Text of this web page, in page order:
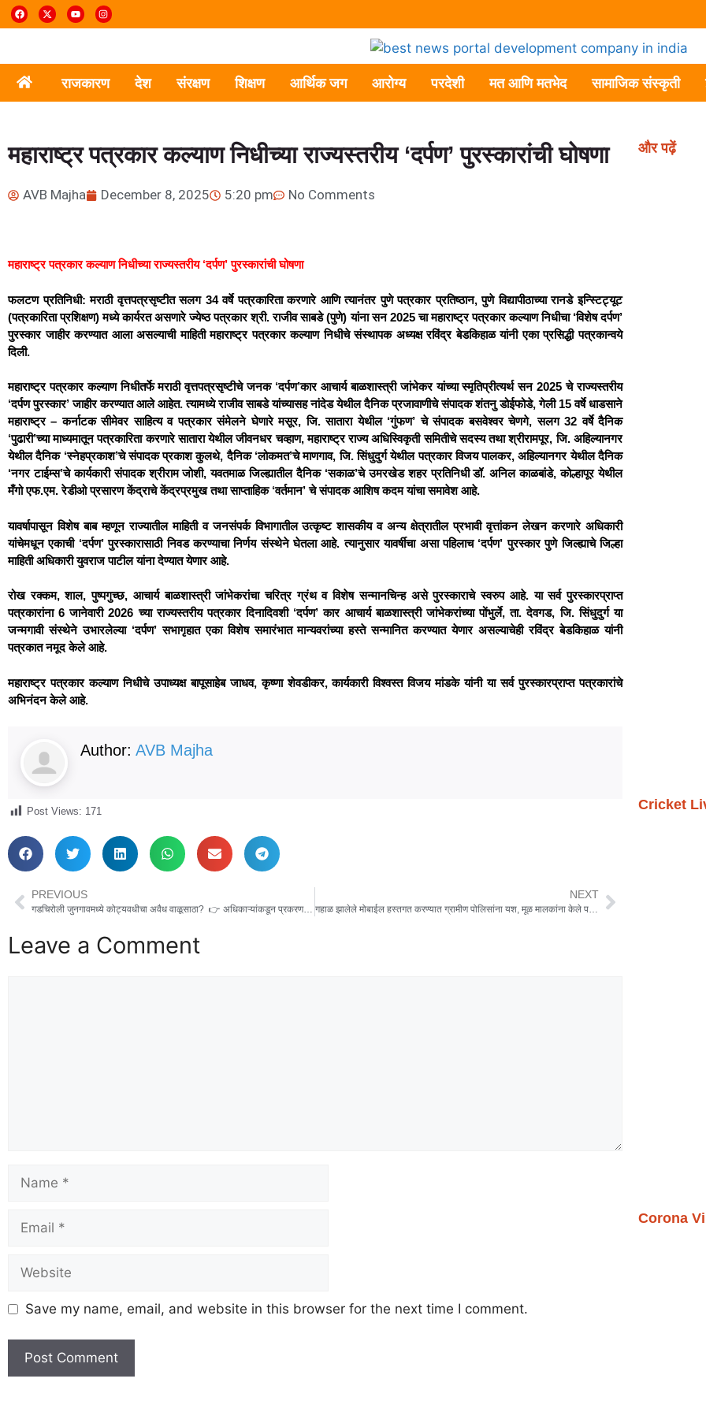
राजकारण देश संरक्षण शिक्षण आर्थिक जग आरोग्य परदेशी मत आणि मतभेद सामाजिक संस्कृती
महाराष्ट्र पत्रकार कल्याण निधीच्या राज्यस्तरीय ‘दर्पण’ पुरस्कारांची घोषणा
AVB Majha December 8, 2025 5:20 pm No Comments
महाराष्ट्र पत्रकार कल्याण निधीच्या राज्यस्तरीय ‘दर्पण’ पुरस्कारांची घोषणा
फलटण प्रतिनिधी: मराठी वृत्तपत्रसृष्टीत सलग 34 वर्षे पत्रकारिता करणारे आणि त्यानंतर पुणे पत्रकार प्रतिष्ठान, पुणे विद्यापीठाच्या रानडे इन्स्टिट्यूट
(पत्रकारिता प्रशिक्षण) मध्ये कार्यरत असणारे ज्येष्ठ पत्रकार श्री. राजीव साबडे (पुणे) यांना सन 2025 चा महाराष्ट्र पत्रकार कल्याण निधीचा ‘विशेष दर्पण’
पुरस्कार जाहीर करण्यात आला असल्याची माहिती महाराष्ट्र पत्रकार कल्याण निधीचे संस्थापक अध्यक्ष रविंद्र बेडकिहाळ यांनी एका प्रसिद्धी पत्रकान्वये
दिली.
महाराष्ट्र पत्रकार कल्याण निधीतर्फे मराठी वृत्तपत्रसृष्टीचे जनक ‘दर्पण’कार आचार्य बाळशास्त्री जांभेकर यांच्या स्मृतिप्रीत्यर्थ सन 2025 चे राज्यस्तरीय
‘दर्पण पुरस्कार’ जाहीर करण्यात आले आहेत. त्यामध्ये राजीव साबडे यांच्यासह नांदेड येथील दैनिक प्रजावाणीचे संपादक शंतनु डोईफोडे, गेली 15 वर्षे धाडसाने
महाराष्ट्र – कर्नाटक सीमेवर साहित्य व पत्रकार संमेलने घेणारे मसूर, जि. सातारा येथील ‘गुंफण’ चे संपादक बसवेश्‍वर चेणगे, सलग 32 वर्षे दैनिक
‘पुढारी’च्या माध्यमातून पत्रकारिता करणारे सातारा येथील जीवनधर चव्हाण, महाराष्ट्र राज्य अधिस्विकृती समितीचे सदस्य तथा श्रीरामपूर, जि. अहिल्यानगर
येथील दैनिक ‘स्नेहप्रकाश’चे संपादक प्रकाश कुलथे, दैनिक ‘लोकमत’चे माणगाव, जि. सिंधुदुर्ग येथील पत्रकार विजय पालकर, अहिल्यानगर येथील दैनिक
‘नगर टाईम्स’चे कार्यकारी संपादक श्रीराम जोशी, यवतमाळ जिल्ह्यातील दैनिक ‘सकाळ’चे उमरखेड शहर प्रतिनिधी डॉ. अनिल काळबांडे, कोल्हापूर येथील
मँगो एफ.एम. रेडीओ प्रसारण केंद्राचे केंद्रप्रमुख तथा साप्ताहिक ‘वर्तमान’ चे संपादक आशिष कदम यांचा समावेश आहे.
यावर्षापासून विशेष बाब म्हणून राज्यातील माहिती व जनसंपर्क विभागातील उत्कृष्ट शासकीय व अन्य क्षेत्रातील प्रभावी वृत्तांकन लेखन करणारे अधिकारी
यांचेमधून एकाची ‘दर्पण’ पुरस्कारासाठी निवड करण्याचा निर्णय संस्थेने घेतला आहे. त्यानुसार यावर्षीचा असा पहिलाच ‘दर्पण’ पुरस्कार पुणे जिल्ह्याचे जिल्हा
माहिती अधिकारी युवराज पाटील यांना देण्यात येणार आहे.
रोख रक्कम, शाल, पुष्पगुच्छ, आचार्य बाळशास्त्री जांभेकरांचा चरित्र ग्रंथ व विशेष सन्मानचिन्ह असे पुरस्काराचे स्वरुप आहे. या सर्व पुरस्कारप्राप्त
पत्रकारांना 6 जानेवारी 2026 च्या राज्यस्तरीय पत्रकार दिनादिवशी ‘दर्पण’ कार आचार्य बाळशास्त्री जांभेकरांच्या पोंभुर्ले, ता. देवगड, जि. सिंधुदुर्ग या
जन्मगावी संस्थेने उभारलेल्या ‘दर्पण’ सभागृहात एका विशेष समारंभात मान्यवरांच्या हस्ते सन्मानित करण्यात येणार असल्याचेही रविंद्र बेडकिहाळ यांनी
पत्रकात नमूद केले आहे.
महाराष्ट्र पत्रकार कल्याण निधीचे उपाध्यक्ष बापूसाहेब जाधव, कृष्णा शेवडीकर, कार्यकारी विश्‍वस्त विजय मांडके यांनी या सर्व पुरस्कारप्राप्त पत्रकारांचे
अभिनंदन केले आहे.
Author: AVB Majha
Post Views: 171
PREVIOUS
गडचिरोली जुनगावमध्ये कोट्यवधीचा अवैध वाळूसाठा? 👉 अधिकाऱ्यांकडून प्रकरण दडपण्याचा प्रयत्न.
NEXT
गहाळ झालेले मोबाईल हस्तगत करण्यात ग्रामीण पोलिसांना यश, मूळ मालकांना केले परत मोबाईल
Leave a Comment
Save my name, email, and website in this browser for the next time I comment.
और पढ़ें
Cricket
Corona